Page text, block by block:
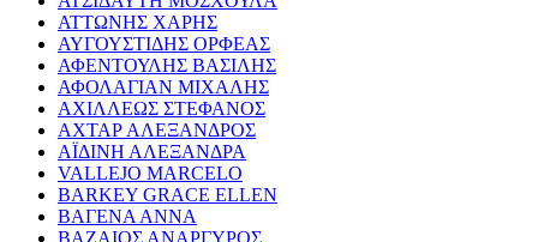
ΑΤΤΩΝΗΣ ΧΑΡΗΣ
ΑΥΓΟΥΣΤΙΔΗΣ ΟΡΦΕΑΣ
ΑΦΕΝΤΟΥΛΗΣ ΒΑΣΙΛΗΣ
ΑΦΟΛΑΓΙΑΝ ΜΙΧΑΛΗΣ
ΑΧΙΛΛΕΩΣ ΣΤΕΦΑΝΟΣ
ΑΧΤΑΡ ΑΛΕΞΑΝΔΡΟΣ
ΑΪΔΙΝΗ ΑΛΕΞΑΝΔΡΑ
VALLEJO MARCELO
BARKEY GRACE ELLEN
ΒΑΓΕΝΑ ΑΝΝΑ